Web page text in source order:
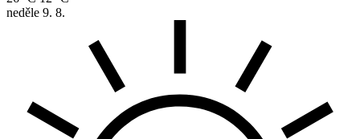
neděle 9. 8.